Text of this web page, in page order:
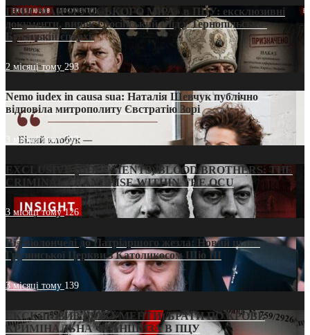
ПРИСМАК «РУССЬКОГО МІРА» в ПЦУ: ексклюзивні
документи, вирок і російський слід у Тернопільсько-
Бучацькій єпархії
2 місяці тому 293
Nemo iudex in causa sua: Наталія Шевчук публічно
відповіла митрополиту Євстратію Зорі
3 місяці тому213
EXCLUSIVE (DOCUMENTS)/BLOOD BROTHERS: THE
CRIMINAL FRANCHISE WITHIN THE OCU
3 місяці тому126
Від віолончелі до Патріаршого жезла: Новий шлях
Грузинської Церкви з Католикосом Шіо III
3 місяці тому 139
ЕКСКЛЮЗИВ (ДОКУМЕНТИ)/БРАТИ ПО КРОВІ:
КРИМІНАЛЬНА ФРАНШИЗА В ПЦУ